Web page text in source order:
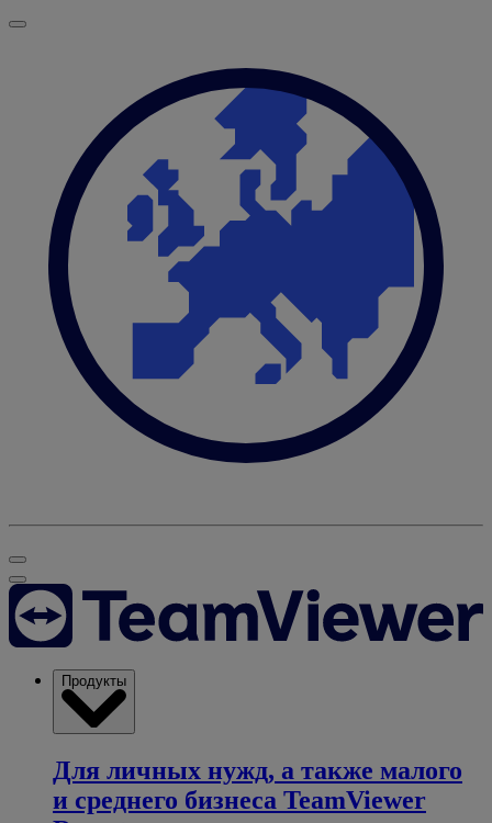
Продукты
Для личных нужд, а также малого
и среднего бизнеса TeamViewer